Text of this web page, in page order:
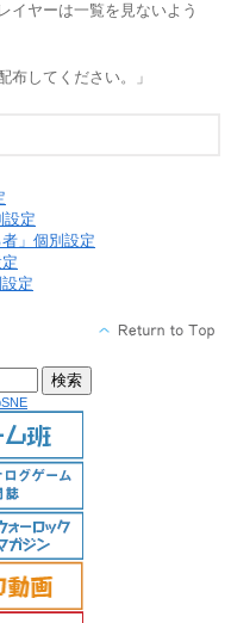
イヤーは一覧を見ないよう
布してください。」
定
」個別設定
定